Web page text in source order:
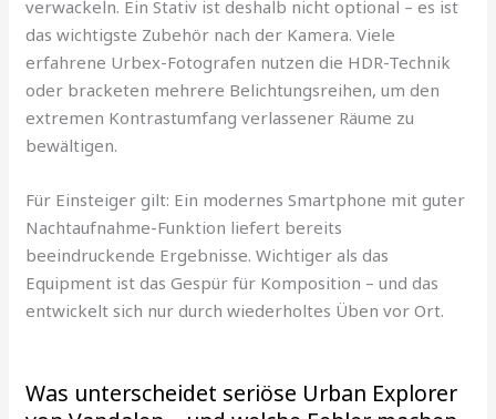
verwackeln. Ein Stativ ist deshalb nicht optional – es ist
das wichtigste Zubehör nach der Kamera. Viele
erfahrene Urbex-Fotografen nutzen die HDR-Technik
oder bracketen mehrere Belichtungsreihen, um den
extremen Kontrastumfang verlassener Räume zu
bewältigen.
Für Einsteiger gilt: Ein modernes Smartphone mit guter
Nachtaufnahme-Funktion liefert bereits
beeindruckende Ergebnisse. Wichtiger als das
Equipment ist das Gespür für Komposition – und das
entwickelt sich nur durch wiederholtes Üben vor Ort.
Was unterscheidet seriöse Urban Explorer